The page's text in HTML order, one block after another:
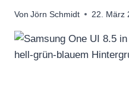
Von Jörn Schmidt 22. März